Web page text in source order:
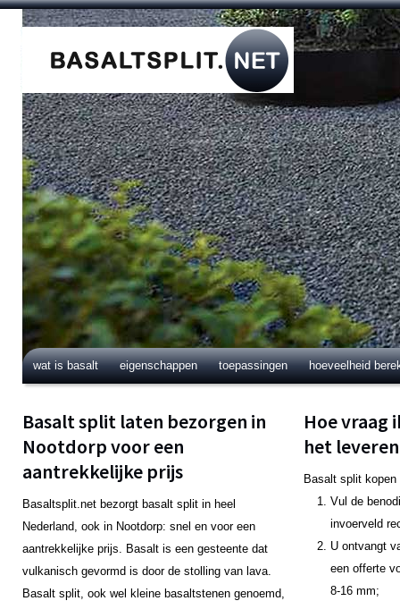
wat is basalt eigenschappen toepassingen hoeveelheid
Basalt split laten bezorgen in
Nootdorp voor een
aantrekkelijke prijs
Basaltsplit.net bezorgt basalt split in heel
Nederland, ook in Nootdorp: snel en voor een
aantrekkelijke prijs. Basalt is een gesteente dat
vulkanisch gevormd is door de stolling van lava.
Basalt split, ook wel kleine basaltstenen genoemd,
Hoe vraag
het
Basalt split
Vul de
invoerveld
U ontvangt
een offerte
8-16 mm;